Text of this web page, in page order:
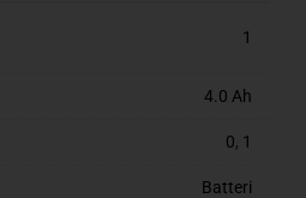
1
4.0 Ah
0, 1
Batteri